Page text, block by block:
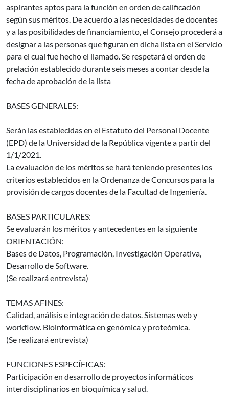
aspirantes aptos para la función en orden de calificación
según sus méritos. De acuerdo a las necesidades de docentes
y a las posibilidades de financiamiento, el Consejo procederá a
designar a las personas que figuran en dicha lista en el Servicio
para el cual fue hecho el llamado. Se respetará el orden de
prelación establecido durante seis meses a contar desde la
fecha de aprobación de la lista
BASES GENERALES:
Serán las establecidas en el Estatuto del Personal Docente
(EPD) de la Universidad de la República vigente a partir del
1/1/2021.
La evaluación de los méritos se hará teniendo presentes los
criterios establecidos en la Ordenanza de Concursos para la
provisión de cargos docentes de la Facultad de Ingeniería.
BASES PARTICULARES:
Se evaluarán los méritos y antecedentes en la siguiente
ORIENTACIÓN:
Bases de Datos, Programación, Investigación Operativa,
Desarrollo de Software.
(Se realizará entrevista)
TEMAS AFINES:
Calidad, análisis e integración de datos. Sistemas web y
workflow. Bioinformática en genómica y proteómica.
(Se realizará entrevista)
FUNCIONES ESPECÍFICAS:
Participación en desarrollo de proyectos informáticos
interdisciplinarios en bioquímica y salud.